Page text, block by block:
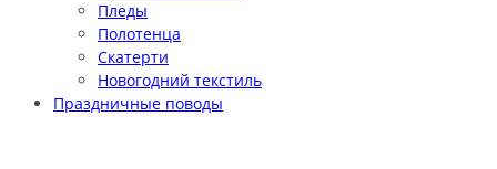
Пледы
Полотенца
Скатерти
Новогодний текстиль
Праздничные поводы